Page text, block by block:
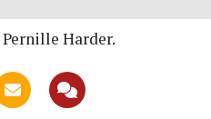
Harder.